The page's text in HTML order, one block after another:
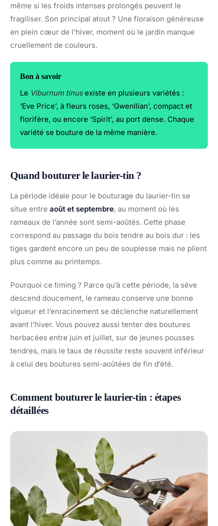
même si les froids intenses prolongés peuvent le
fragiliser. Son principal atout ? Une floraison généreuse
en plein cœur de l’hiver, moment où le jardin manque
cruellement de couleurs.
Bon à savoir
Le Viburnum tinusexiste en plusieurs variétés :
‘Eve Price’, à fleurs roses, ‘Gwenllian’, compact et
florifère, ou encore ‘Spirit’, au port dense. Chaque
variété se bouture de la même manière.
Quand bouturer le laurier-tin ?
La période idéale pour le bouturage du laurier-tin se
situe entre août et septembre, au moment où les
rameaux de l’année sont semi-aoûtés. Cette phase
correspond au passage du bois tendre au bois dur : les
tiges gardent encore un peu de souplesse mais ne plient
plus comme au printemps.
Pourquoi ce timing ? Parce qu’à cette période, la sève
descend doucement, le rameau conserve une bonne
vigueur et l’enracinement se déclenche naturellement
avant l’hiver. Vous pouvez aussi tenter des boutures
herbacées entre juin et juillet, sur de jeunes pousses
tendres, mais le taux de réussite reste souvent inférieur
à celui des boutures semi-aoûtées de fin d’été.
Comment bouturer le laurier-tin : étapes
détaillées